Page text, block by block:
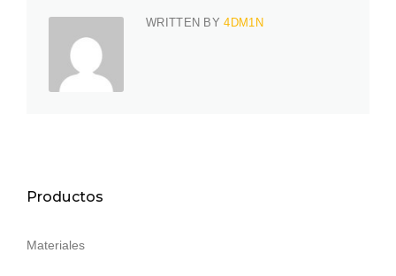
WRITTEN BY4DM1N
Productos
Materiales